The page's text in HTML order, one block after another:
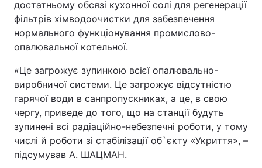
достатньому обсязі кухонної солі для регенерації
фільтрів хімводоочистки для забезпечення
нормального функціонування промислово-
опалювальної котельної.
«Це загрожує зупинкою всієї опалювально-
виробничої системи. Це загрожує відсутністю
гарячої води в санпропускниках, а це, в свою
чергу, приведе до того, що на станції будуть
зупинені всі радіаційно-небезпечні роботи, у тому
числі й роботи зі стабілізації об`єкту «Укриття», –
підсумував А. ШАЦМАН.